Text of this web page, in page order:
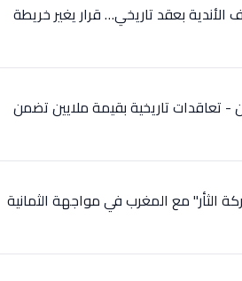
بعقد تاريخي… قرار يغير خريطة
- تعاقدات تاريخية بقيمة ملايين تضمن
الثأر" مع المغرب في مواجهة الثمانية